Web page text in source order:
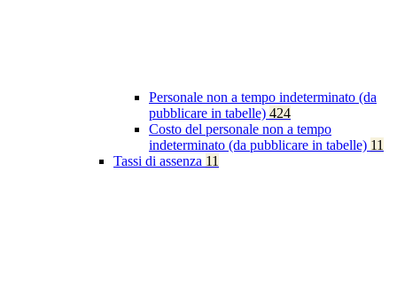
Personale non a tempo indeterminato (da
pubblicare in tabelle) 424
Costo del personale non a tempo
indeterminato (da pubblicare in tabelle) 11
Tassi di assenza 11